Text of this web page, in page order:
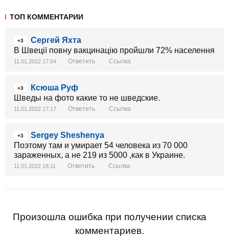
ТОП КОММЕНТАРИИ
+3
Сергей Яхта
В Швеції повну вакцинацію пройшли 72% населення
11.01.2022 17:04 Ответить Ссылка
+3
Ксюша Руф
Шведы на фото какие то не шведские.
11.01.2022 17:17 Ответить Ссылка
+3
Sergey Sheshenya
Поэтому там и умирает 54 человека из 70 000
зараженных, а не 219 из 5000 ,как в Украине.
11.01.2022 18:11 Ответить Ссылка
Произошла ошибка при получении списка
комментариев.